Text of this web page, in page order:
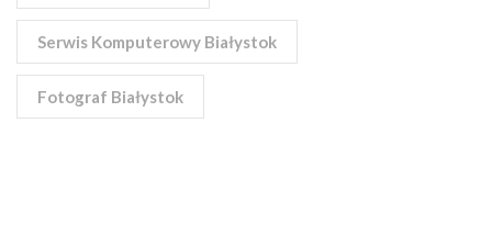
Serwis Komputerowy Białystok
Fotograf Białystok